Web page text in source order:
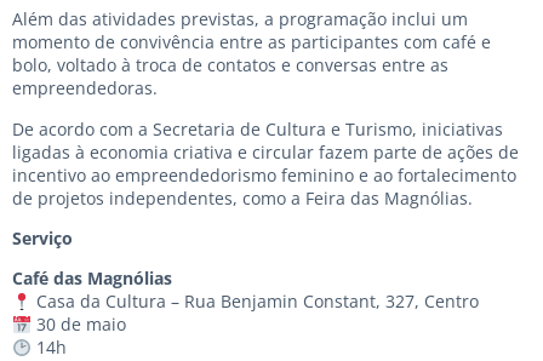
Além das atividades previstas, a programação inclui um
momento de convivência entre as participantes com café e
bolo, voltado à troca de contatos e conversas entre as
empreendedoras.
De acordo com a Secretaria de Cultura e Turismo, iniciativas
ligadas à economia criativa e circular fazem parte de ações de
incentivo ao empreendedorismo feminino e ao fortalecimento
de projetos independentes, como a Feira das Magnólias.
Serviço
Café das Magnólias
Casa da Cultura – Rua Benjamin Constant, 327, Centro
30 de maio
14h